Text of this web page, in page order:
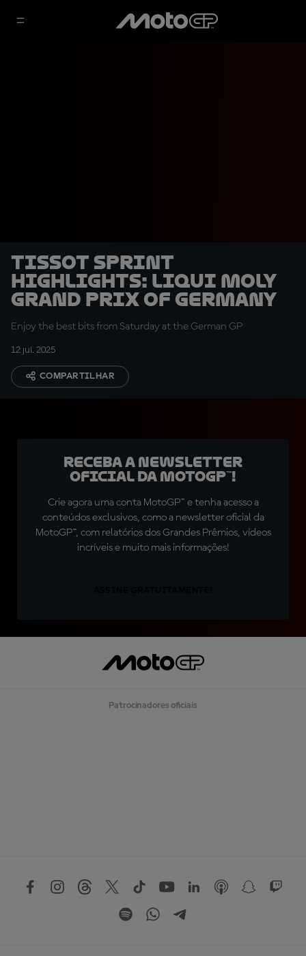
Tissot Sprint
highlights: Liqui Moly
Grand Prix of Germany
Enjoy the best bits from Saturday at the German GP
12 jul. 2025
COMPARTILHAR
Receba a newsletter
oficial da MotoGP™!
Crie agora uma conta MotoGP™ e tenha acesso a
conteúdos exclusivos, como a newsletter oficial da
MotoGP™, com relatórios dos Grandes Prêmios, vídeos
incríveis e muito mais informações!
Patrocinadores oficiais